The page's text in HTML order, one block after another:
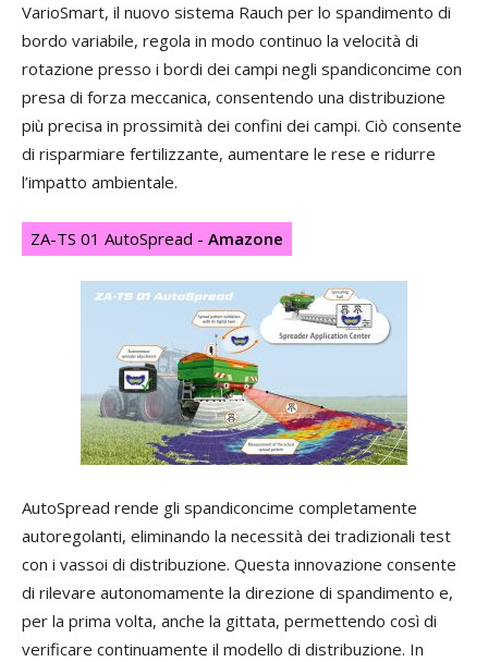
VarioSmart, il nuovo sistema Rauch per lo spandimento di
bordo variabile, regola in modo continuo la velocità di
rotazione presso i bordi dei campi negli spandiconcime con
presa di forza meccanica, consentendo una distribuzione
più precisa in prossimità dei confini dei campi. Ciò consente
di risparmiare fertilizzante, aumentare le rese e ridurre
l’impatto ambientale.
ZA-TS 01 AutoSpread - Amazone
AutoSpread rende gli spandiconcime completamente
autoregolanti, eliminando la necessità dei tradizionali test
con i vassoi di distribuzione. Questa innovazione consente
di rilevare autonomamente la direzione di spandimento e,
per la prima volta, anche la gittata, permettendo così di
verificare continuamente il modello di distribuzione. In